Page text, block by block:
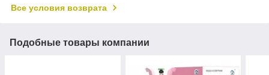
Все условия возврата
Подобные товары компании